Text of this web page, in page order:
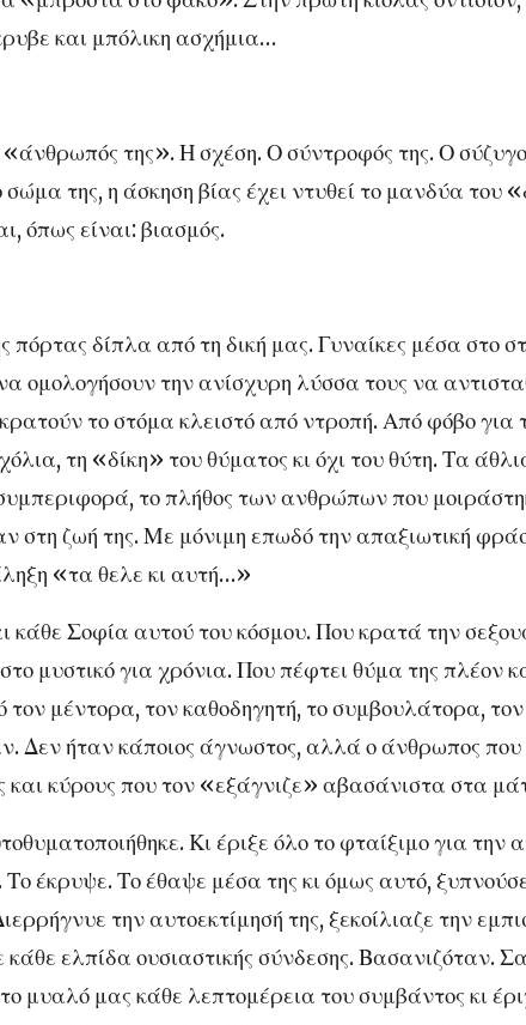
και μπόλικη ασχήμια…
της». Η σχέση. Ο σύντροφός της. Ο
σώμα της, η άσκηση βίας έχει ντυθεί το μανδύα του
όπως είναι: βιασμός.
πόρτας δίπλα από τη δική μας. Γυναίκες μέσα στο
ομολογήσουν την ανίσχυρη λύσσα τους να
το στόμα κλειστό από ντροπή. Από φόβο για
τη «δίκη» του θύματος κι όχι του θύτη. Τα
το πλήθος των ανθρώπων που
στη ζωή της. Με μόνιμη επωδό την απαξιωτική
«τα θελε κι αυτή…»
κάθε Σοφία αυτού του κόσμου. Που κρατά την
μυστικό για χρόνια. Που πέφτει θύμα της πλέον
τον μέντορα, τον καθοδηγητή, το συμβουλάτορα,
Δεν ήταν κάποιος άγνωστος, αλλά ο άνθρωπος
και κύρους που τον «εξάγνιζε» αβασάνιστα στα
Κι έριξε όλο το φταίξιμο για
έκρυψε. Το έθαψε μέσα της κι όμως αυτό,
την αυτοεκτίμησή της, ξεκοίλιαζε την
κάθε ελπίδα ουσιαστικής σύνδεσης. Βασανιζόταν.
μυαλό μας κάθε λεπτομέρεια του συμβάντος κι